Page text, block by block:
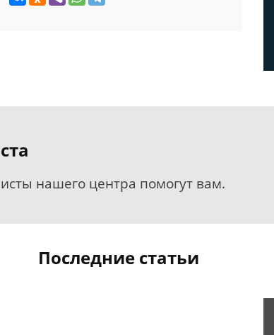
нашего центра помогут вам.
Последние статьи